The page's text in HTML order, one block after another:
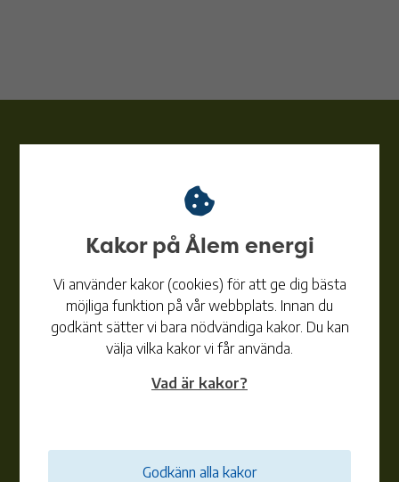
Ålem energi
010-353 83 62
Ordinarie telefon- och besökstid:
Mån-Ons 10:00-15:00
Tors, Fre 10:00-12:00
Lunchstängt 12:00-13:00
AVBROTTutanför telefontid ring jourtelefonen:
Kakor på Ålem energi
Vi använder kakor (cookies) för att ge dig bästa
möjliga funktion på vår webbplats. Innan du
godkänt sätter vi bara nödvändiga kakor. Du kan
välja vilka kakor vi får använda.
Vad är kakor?
Godkänn alla kakor